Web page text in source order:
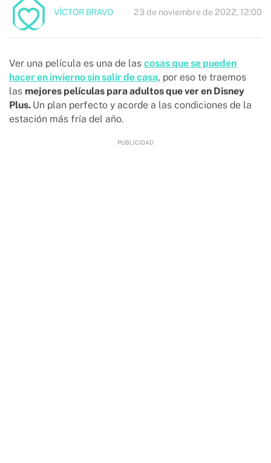
VÍCTOR BRAVO 23 de noviembre de 2022, 12:00
Ver una película es una de las cosas que se pueden
hacer en invierno sin salir de casa, por eso te traemos
las mejores películas para adultos que ver en Disney
Plus. Un plan perfecto y acorde a las condiciones de la
estación más fría del año.